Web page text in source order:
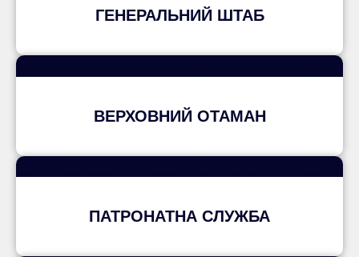
ГЕНЕРАЛЬНИЙ ШТАБ
ВЕРХОВНИЙ ОТАМАН
ПАТРОНАТНА СЛУЖБА